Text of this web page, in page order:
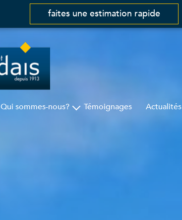
faites une estimation rapide
Qui sommes-nous? Témoignages Actualités